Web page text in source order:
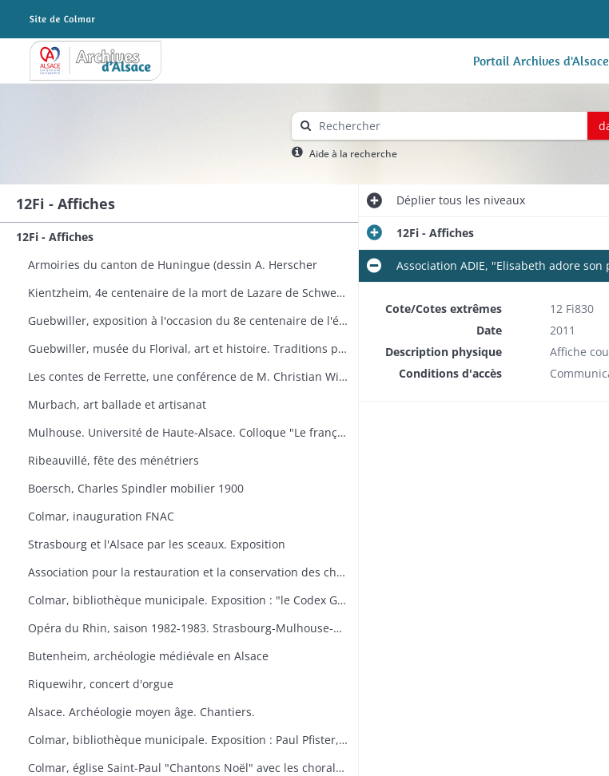
Archives Alsace - Colmar Portail Archives d'Alsace
Aide à la recherche
12Fi - Affiches
12Fi - Affiches
Armoiries du canton de Huningue (dessin A. Herscher
Kientzheim, 4e centenaire de la mort de Lazare de Schwendi
Guebwiller, exposition à l'occasion du 8e centenaire de l'église Saint-Léger
Guebwiller, musée du Florival, art et histoire. Traditions populaires céramiques de Théodore Deck
Les contes de Ferrette, une conférence de M. Christian Wilsdorf.
Murbach, art ballade et artisanat
Mulhouse. Université de Haute-Alsace. Colloque "Le français en Alsace
Ribeauvillé, fête des ménétriers
Boersch, Charles Spindler mobilier 1900
Colmar, inauguration FNAC
Strasbourg et l'Alsace par les sceaux. Exposition
Association pour la restauration et la conservation des châteaux du canton de Wintzenheim. "Portes ouvertes au Plixbourg
Colmar, bibliothèque municipale. Exposition : "le Codex Guta Sintram et le monde des couvents de Marbach et de Schwartzenthann
Opéra du Rhin, saison 1982-1983. Strasbourg-Mulhouse-Colmar
Butenheim, archéologie médiévale en Alsace
Riquewihr, concert d'orgue
Alsace. Archéologie moyen âge. Chantiers.
Colmar, bibliothèque municipale. Exposition : Paul Pfister, ex-libris e travaux littéraires.
Colmar, église Saint-Paul "Chantons Noël" avec les chorales "A Cœur Joie" de Colmar, la cantilene, la chanterie de l'école nationale de musique et les chorales scolaires d'Ingersheim.
Dépliertous les niveaux
12Fi - Affiches
Association ADIE, "Elisabeth adore
Cote/Cotes extrêmes
12 Fi830
Date
2011
Description physique
Affiche
Conditions d'accès